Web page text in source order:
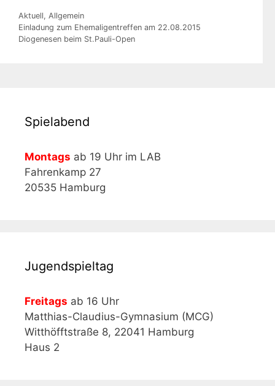
Kategorien
Aktuell, Allgemein
Einladung zum Ehemaligentreffen am 22.08.2015
Diogenesen beim St.Pauli-Open
Spielabend
Montags ab 19 Uhr im LAB
Fahrenkamp 27
20535 Hamburg
Jugendspieltag
Freitags ab 16 Uhr
Matthias-Claudius-Gymnasium (MCG)
Witthöfftstraße 8, 22041 Hamburg
Haus 2